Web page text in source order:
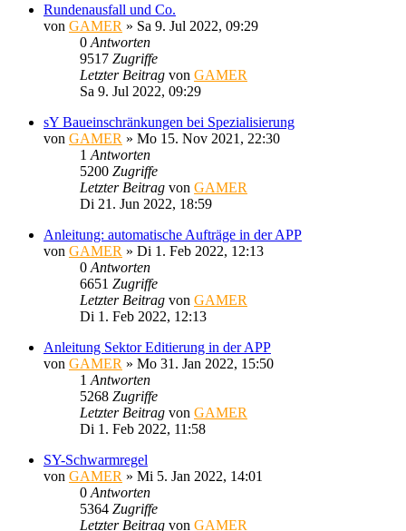
Rundenausfall und Co.
von GAMER » Sa 9. Jul 2022, 09:29
0 Antworten
9517 Zugriffe
Letzter Beitrag von GAMER
Sa 9. Jul 2022, 09:29
sY Baueinschränkungen bei Spezialisierung
von GAMER » Mo 15. Nov 2021, 22:30
1 Antworten
5200 Zugriffe
Letzter Beitrag von GAMER
Di 21. Jun 2022, 18:59
Anleitung: automatische Aufträge in der APP
von GAMER » Di 1. Feb 2022, 12:13
0 Antworten
6651 Zugriffe
Letzter Beitrag von GAMER
Di 1. Feb 2022, 12:13
Anleitung Sektor Editierung in der APP
von GAMER » Mo 31. Jan 2022, 15:50
1 Antworten
5268 Zugriffe
Letzter Beitrag von GAMER
Di 1. Feb 2022, 11:58
SY-Schwarmregel
von GAMER » Mi 5. Jan 2022, 14:01
0 Antworten
5364 Zugriffe
Letzter Beitrag von GAMER